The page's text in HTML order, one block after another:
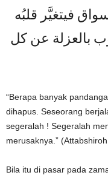
فيتغيَّر قلبُه
بالعزلة عن كل
“Berapa banyak
dihapus. Seseorang
segeralah ! Segeralah
merusaknya.”
Bila itu di pasar pada